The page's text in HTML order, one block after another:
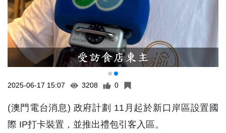
2025-06-17 15:07 3208 0
(澳門電台消息) 政府計劃 11月起於新口岸區設置國
際 IP打卡裝置，並推出禮包引客入區。